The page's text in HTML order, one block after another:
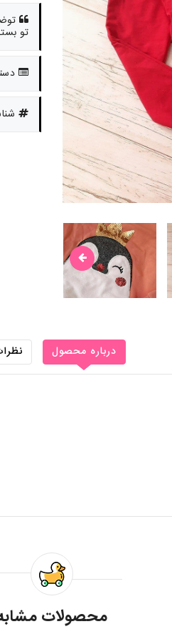
تو
درباره محصول
محصولات